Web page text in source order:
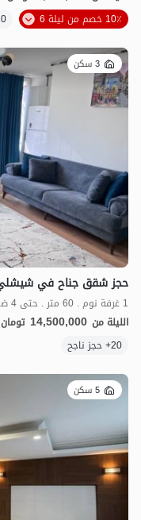
3.3
10٪ خصم من ليلة 6
20+
3 سكن
حجز شقق جناح في شيشلي
1 غرفة نوم . 60 متر . حتى 4 ضيف
الليلة من 14,500,000 تومان
20+ حجز ناجح
5 سكن